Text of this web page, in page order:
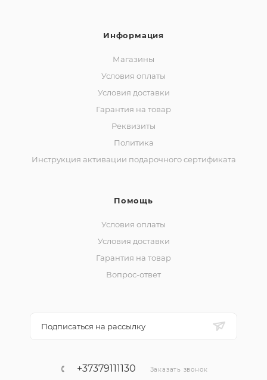
Информация
Магазины
Условия оплаты
Условия доставки
Гарантия на товар
Реквизиты
Политика
Инструкция активации подарочного сертификата
Помощь
Условия оплаты
Условия доставки
Гарантия на товар
Вопрос-ответ
Подписаться на рассылку
+37379111130 Заказать звонок